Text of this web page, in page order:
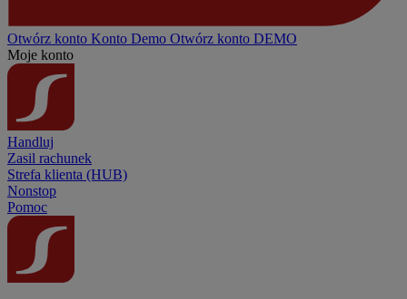
Otwórz konto Konto Demo Otwórz konto DEMO
Moje konto
Handluj
Zasil rachunek
Strefa klienta (HUB)
Nonstop
Pomoc